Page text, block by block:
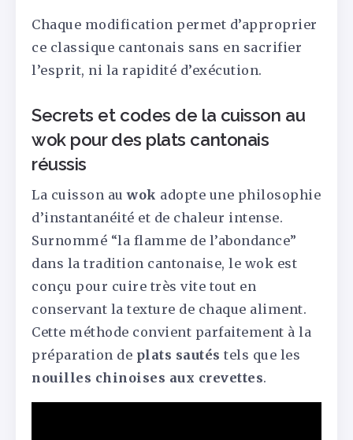
Chaque modification permet d’approprier
ce classique cantonais sans en sacrifier
l’esprit, ni la rapidité d’exécution.
Secrets et codes de la cuisson au
wok pour des plats cantonais
réussis
La cuisson auwok adopte une philosophie
d’instantanéité et de chaleur intense.
Surnommé “la flamme de l’abondance”
dans la tradition cantonaise, le wok est
conçu pour cuire très vite tout en
conservant la texture de chaque aliment.
Cette méthode convient parfaitement à la
préparation de plats sautés tels que les
nouilles chinoises aux crevettes.